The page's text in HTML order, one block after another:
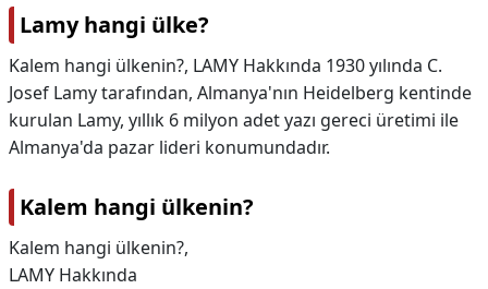
Lamy hangi ülke?
Kalem hangi ülkenin?, LAMY Hakkında 1930 yılında C.
Josef Lamy tarafından, Almanya'nın Heidelberg kentinde
kurulan Lamy, yıllık 6 milyon adet yazı gereci üretimi ile
Almanya'da pazar lideri konumundadır.
Kalem hangi ülkenin?
Kalem hangi ülkenin?,
LAMY Hakkında